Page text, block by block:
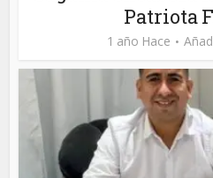
Patriota
1 año Hace